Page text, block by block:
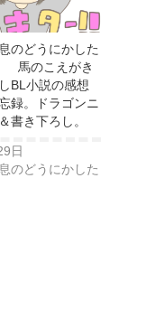
のどうにかした
馬のこえがき
BL小説の感想
録。ドラゴンニ
書き下ろし。
日
のどうにかした